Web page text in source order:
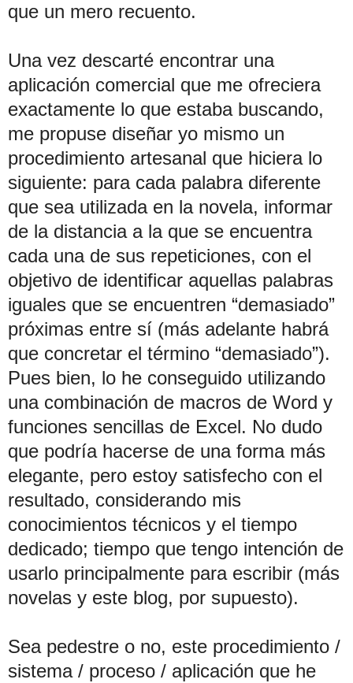
que un mero recuento.
Una vez descarté encontrar una
aplicación comercial que me ofreciera
exactamente lo que estaba buscando,
me propuse diseñar yo mismo un
procedimiento artesanal que hiciera lo
siguiente: para cada palabra diferente
que sea utilizada en la novela, informar
de la distancia a la que se encuentra
cada una de sus repeticiones, con el
objetivo de identificar aquellas palabras
iguales que se encuentren “demasiado”
próximas entre sí (más adelante habrá
que concretar el término “demasiado”).
Pues bien, lo he conseguido utilizando
una combinación de macros de Word y
funciones sencillas de Excel. No dudo
que podría hacerse de una forma más
elegante, pero estoy satisfecho con el
resultado, considerando mis
conocimientos técnicos y el tiempo
dedicado; tiempo que tengo intención de
usarlo principalmente para escribir (más
novelas y este blog, por supuesto).
Sea pedestre o no, este procedimiento /
sistema / proceso / aplicación que he